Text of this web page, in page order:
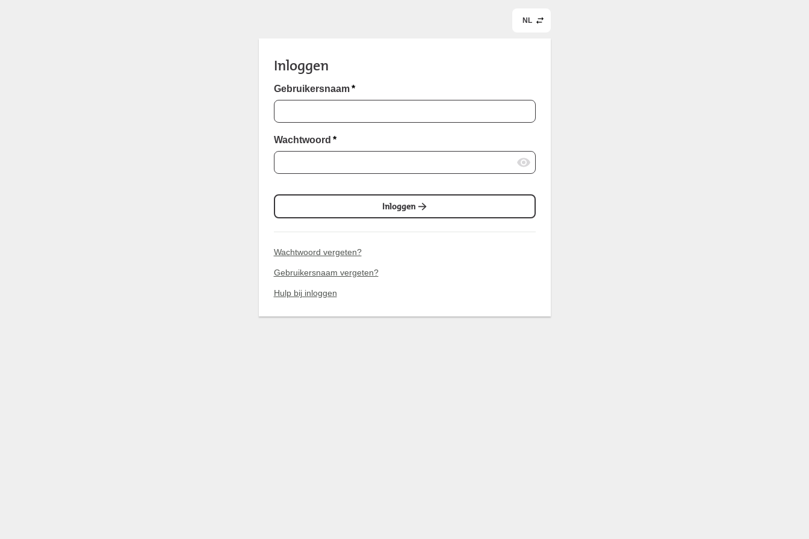
NL
Inloggen
Gebruikersnaam *
Wachtwoord *
Inloggen
Wachtwoord vergeten?
Gebruikersnaam vergeten?
Hulp bij inloggen